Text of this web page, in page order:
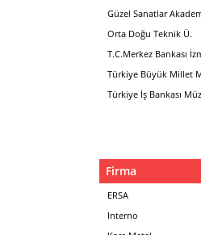
Güzel Sanatlar
Orta Doğu Teknik Ü.
T.C.Merkez Bankası
Türkiye Büyük Millet
Türkiye İş Bankası
Firma
ERSA
Interno